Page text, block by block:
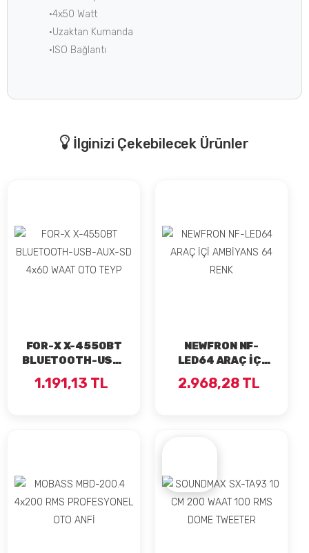
•4x50 Watt
•Uzaktan Kumanda
•ISO Bağlantı
İlginizi Çekebilecek Ürünler
FOR-X X-4550BT
BLUETOOTH-USB-
AUX-SD 4x60
WAAT OTO TEYP
1.191,13 TL
NEWFRON NF-
LED64 ARAÇ İÇİ
AMBİYANS 64
RENK
2.968,28 TL